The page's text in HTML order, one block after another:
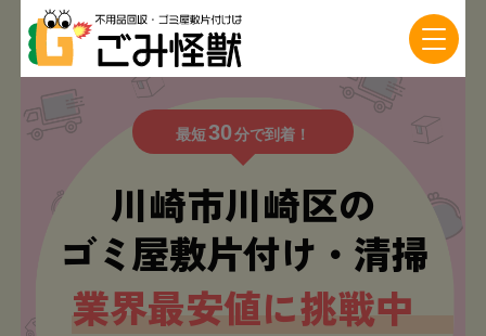
最短30分で到着！
川崎市川崎区の
ゴミ屋敷片付け・清掃
業界最安値に挑戦中